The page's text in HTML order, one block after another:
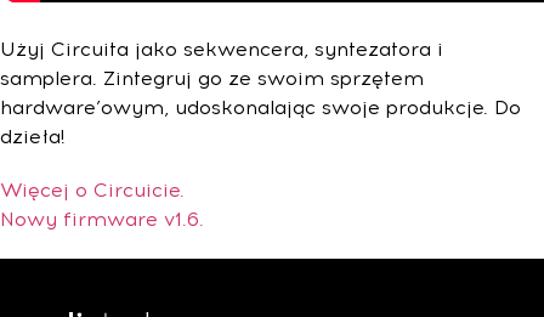
Użyj Circuita jako sekwencera, syntezatora i
samplera. Zintegruj go ze swoim sprzętem
hardware’owym, udoskonalając swoje produkcje. Do
dzieła!
Więcej o Circuicie.
Nowy firmware v1.6.